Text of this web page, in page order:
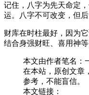
记住，八字为先天命定
运。八字不可改变，但
财库在时柱最好，因为
结合身强财旺、喜用神等
本文由作者笔名：
在本站，原创文章
参考，不能盲信。
本文链接：